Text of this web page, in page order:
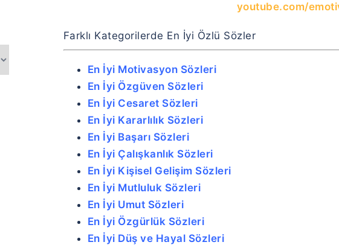
youtube.com/
Farklı Kategorilerde En İyi Özlü Sözler
En İyi Motivasyon Sözleri
En İyi Özgüven Sözleri
En İyi Cesaret Sözleri
En İyi Kararlılık Sözleri
En İyi Başarı Sözleri
En İyi Çalışkanlık Sözleri
En İyi Kişisel Gelişim Sözleri
En İyi Mutluluk Sözleri
En İyi Umut Sözleri
En İyi Özgürlük Sözleri
En İyi Düş ve Hayal Sözleri